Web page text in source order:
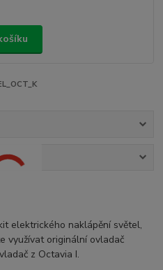
elektrického naklápění světel,
využívat originální ovladač
z Octavia I.